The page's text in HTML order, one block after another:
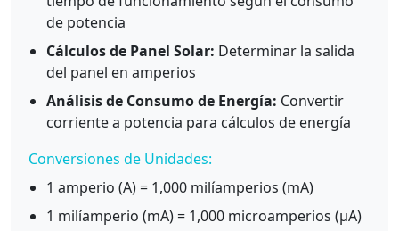
de potencia
Cálculos de Panel Solar: Determinar la salida
del panel en amperios
Análisis de Consumo de Energía: Convertir
corriente a potencia para cálculos de energía
Conversiones de Unidades:
1 amperio (A) = 1,000 milíamperios (mA)
1 milíamperio (mA) = 1,000 microamperios (μA)